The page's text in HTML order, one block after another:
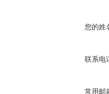
您的姓
联系电
常用邮